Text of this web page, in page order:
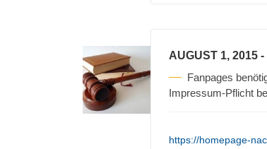
AUGUST 1, 2015 -
Fanpages
Impressum-Pflicht
https://homepage-